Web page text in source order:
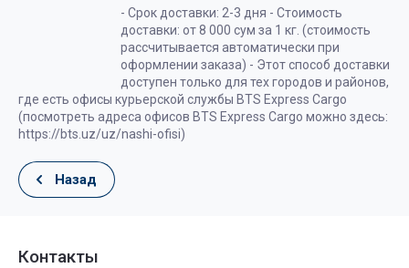
- Срок доставки: 2-3 дня - Стоимость
доставки: от 8 000 сум за 1 кг. (стоимость
рассчитывается автоматически при
оформлении заказа) - Этот способ доставки
доступен только для тех городов и районов,
где есть офисы курьерской службы BTS Express Cargo
(посмотреть адреса офисов BTS Express Cargo можно здесь:
https://bts.uz/uz/nashi-ofisi)
Назад
Контакты